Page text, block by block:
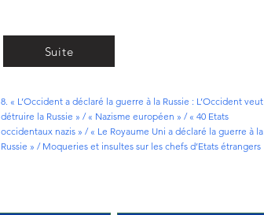
8. « L’Occident a déclaré la guerre à la Russie : L’Occident veut
détruire la Russie » / « Nazisme européen » / « 40 Etats
occidentaux nazis » / « Le Royaume Uni a déclaré la guerre à la
Russie » / Moqueries et insultes sur les chefs d’Etats étrangers
Suite